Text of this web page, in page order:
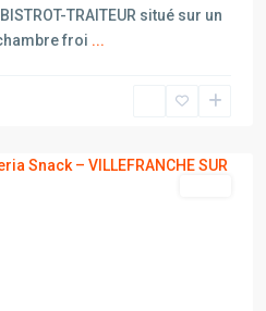
TRAITEUR situé sur un
froi ...